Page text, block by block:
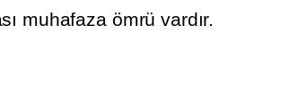
muhafaza ömrü vardır.